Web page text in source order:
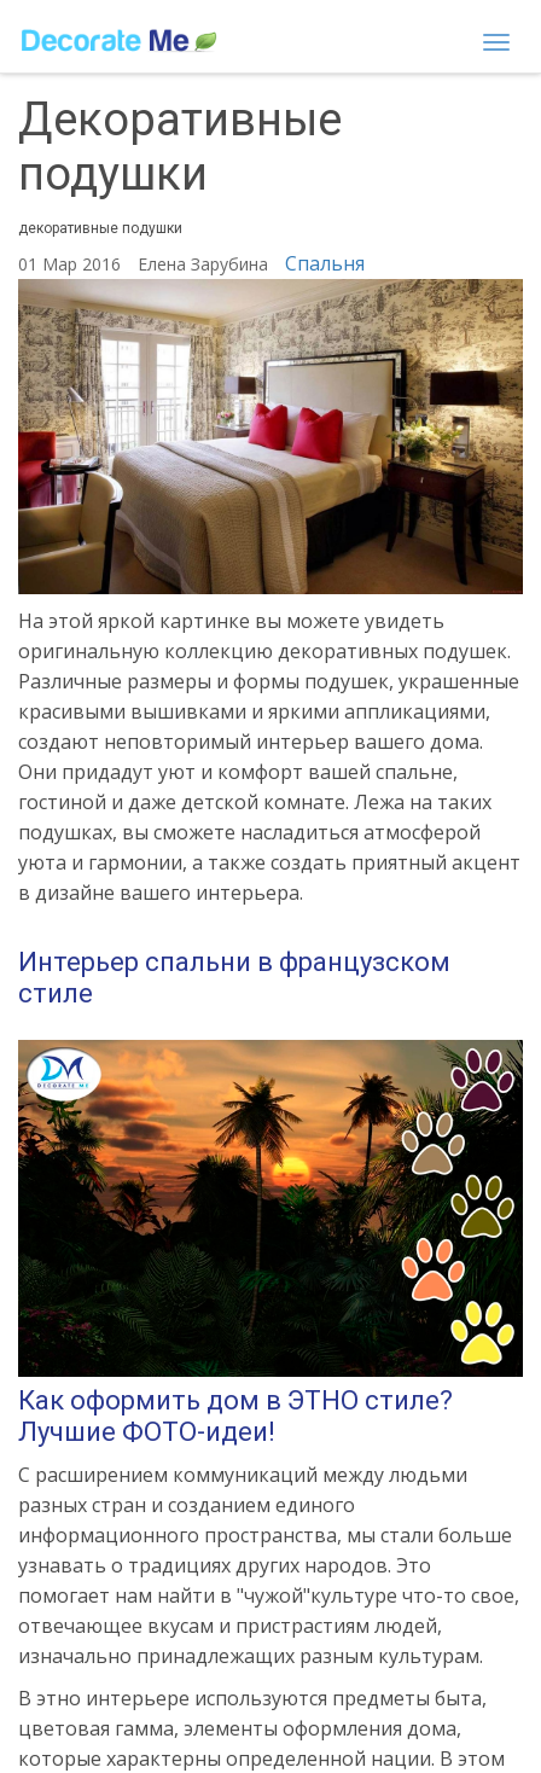
Декоративные
подушки
декоративные подушки
01 Мар 2016 Елена Зарубина Спальня
На этой яркой картинке вы можете увидеть
оригинальную коллекцию декоративных подушек.
Различные размеры и формы подушек, украшенные
красивыми вышивками и яркими аппликациями,
создают неповторимый интерьер вашего дома.
Они придадут уют и комфорт вашей спальне,
гостиной и даже детской комнате. Лежа на таких
подушках, вы сможете насладиться атмосферой
уюта и гармонии, а также создать приятный акцент
в дизайне вашего интерьера.
Интерьер спальни в французском
стиле
Как оформить дом в ЭТНО стиле?
Лучшие ФОТО-идеи!
С расширением коммуникаций между людьми
разных стран и созданием единого
информационного пространства, мы стали больше
узнавать о традициях других народов. Это
помогает нам найти в "чужой"культуре что-то свое,
отвечающее вкусам и пристрастиям людей,
изначально принадлежащих разным культурам.
В этно интерьере используются предметы быта,
цветовая гамма, элементы оформления дома,
которые характерны определенной нации. В этом